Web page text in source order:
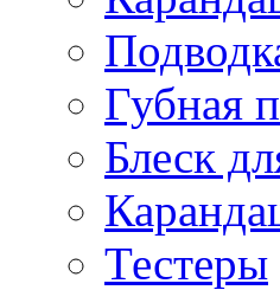
Губная
Блеск
Тестеры